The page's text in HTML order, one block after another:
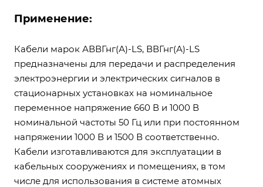
Применение:
Кабели марок АВВГнг(А)-LS, ВВГнг(А)-LS
предназначены для передачи и распределения
электроэнергии и электрических сигналов в
стационарных установках на номинальное
переменное напряжение 660 В и 1000 В
номинальной частоты 50 Гц или при постоянном
напряжении 1000 В и 1500 В соответственно.
Кабели изготавливаются для эксплуатации в
кабельных сооружениях и помещениях, в том
числе для использования в системе атомных